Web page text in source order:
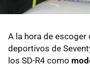
A la hora de escoger
deportivos de
los SD-R4 como